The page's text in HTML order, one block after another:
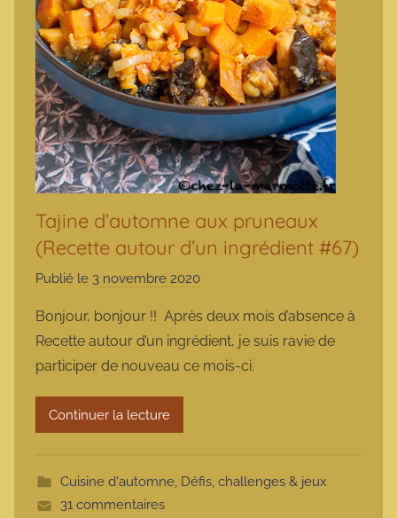
Tajine d’automne aux pruneaux
(Recette autour d’un ingrédient #67)
Publié le 3 novembre 2020
r
m
a
t
Bonjour, bonjour !! Après deux mois d’absence à
Recette autour d’un ingrédient, je suis ravie de
participer de nouveau ce mois-ci.
Continuer la lecture
Cuisine d'automne, Défis, challenges & jeux
31 commentaires